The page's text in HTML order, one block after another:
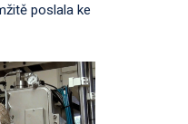
poslala ke